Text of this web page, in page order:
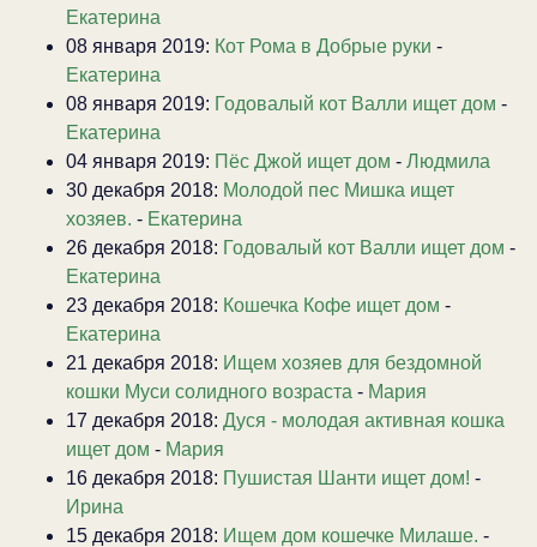
Екатерина
08 января 2019: Кот Рома в Добрые руки -
Екатерина
08 января 2019: Годовалый кот Валли ищет дом -
Екатерина
04 января 2019: Пёс Джой ищет дом - Людмила
30 декабря 2018: Молодой пес Мишка ищет
хозяев. - Екатерина
26 декабря 2018: Годовалый кот Валли ищет дом -
Екатерина
23 декабря 2018: Кошечка Кофе ищет дом -
Екатерина
21 декабря 2018: Ищем хозяев для бездомной
кошки Муси солидного возраста - Мария
17 декабря 2018: Дуся - молодая активная кошка
ищет дом - Мария
16 декабря 2018: Пушистая Шанти ищет дом! -
Ирина
15 декабря 2018: Ищем дом кошечке Милаше. -